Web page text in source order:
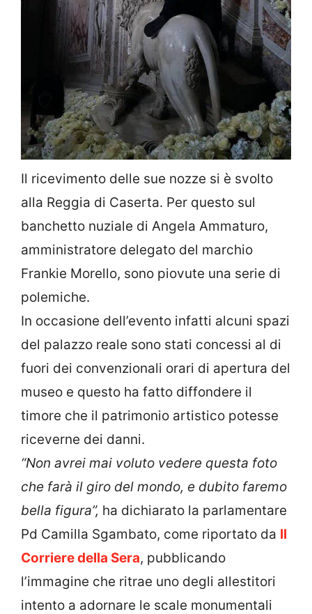
Il ricevimento delle sue nozze si è svolto
alla Reggia di Caserta. Per questo sul
banchetto nuziale di Angela Ammaturo,
amministratore delegato del marchio
Frankie Morello, sono piovute una serie di
polemiche.
In occasione dell’evento infatti alcuni spazi
del palazzo reale sono stati concessi al di
fuori dei convenzionali orari di apertura del
museo e questo ha fatto diffondere il
timore che il patrimonio artistico potesse
riceverne dei danni.
“Non avrei mai voluto vedere questa foto
che farà il giro del mondo, e dubito faremo
bella figura”, ha dichiarato la parlamentare
Pd Camilla Sgambato, come riportato da Il
Corriere della Sera, pubblicando
l’immagine che ritrae uno degli allestitori
intento a adornare le scale monumentali